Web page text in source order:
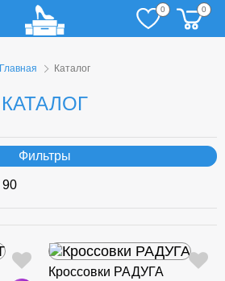
0 0
Главная Каталог
КАТАЛОГ
Фильтры
90
Кроссовки РАДУГА